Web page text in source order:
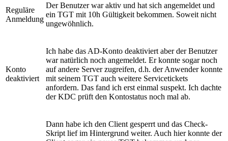
Reguläre
Anmeldung
Der Benutzer war aktiv und hat sich angemeldet und
ein TGT mit 10h Gültigkeit bekommen. Soweit nicht
ungewöhnlich.
Konto
deaktiviert
Ich habe das AD-Konto deaktiviert aber der Benutzer
war natürlich noch angemeldet. Er konnte sogar noch
auf andere Server zugreifen, d.h. der Anwender konnte
mit seinem TGT auch weitere Servicetickets
anfordern. Das fand ich erst einmal suspekt. Ich dachte
der KDC prüft den Kontostatus noch mal ab.
Dann habe ich den Client gesperrt und das Check-
Skript lief im Hintergrund weiter. Auch hier konnte der